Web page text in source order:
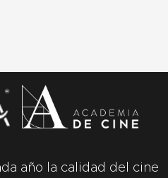
año la calidad del cine